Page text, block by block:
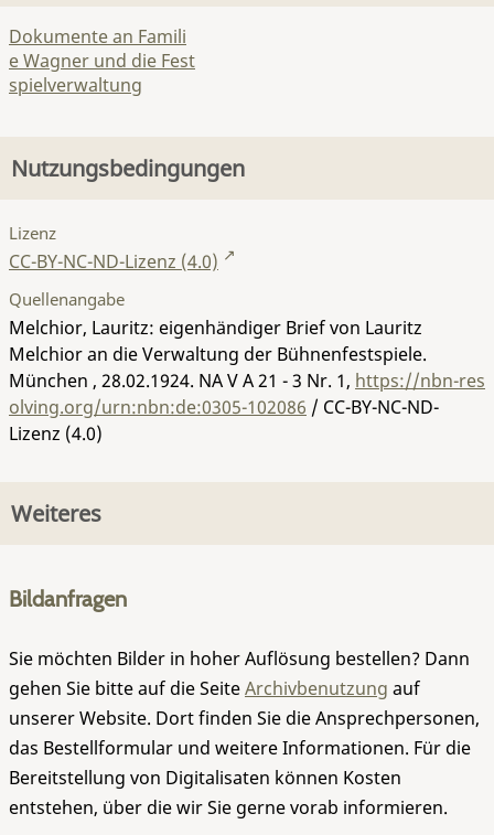
Dokumente an Famili
e Wagner und die Fest
spielverwaltung
Nutzungsbedingungen
Lizenz
CC-BY-NC-ND-Lizenz (4.0)
Quellenangabe
Melchior, Lauritz: eigenhändiger Brief von Lauritz
Melchior an die Verwaltung der Bühnenfestspiele.
München , 28.02.1924. NA V A 21 - 3 Nr. 1, https://nbn-res
olving.org/urn:nbn:de:0305-102086 / CC-BY-NC-ND-
Lizenz (4.0)
Weiteres
Bildanfragen
Sie möchten Bilder in hoher Auflösung bestellen? Dann
gehen Sie bitte auf die SeiteArchivbenutzung auf
unserer Website. Dort finden Sie die Ansprechpersonen,
das Bestellformular und weitere Informationen. Für die
Bereitstellung von Digitalisaten können Kosten
entstehen, über die wir Sie gerne vorab informieren.